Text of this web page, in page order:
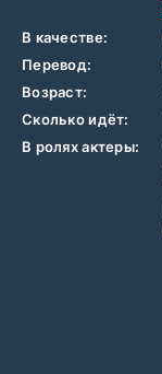
В качестве:
Перевод:
Возраст:
Сколько идёт:
В ролях актеры: